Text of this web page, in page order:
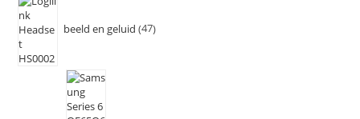
beeld en geluid 47